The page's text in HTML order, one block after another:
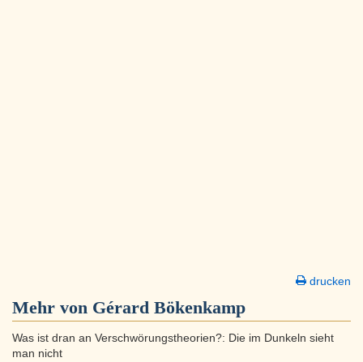
drucken
Mehr von Gérard Bökenkamp
Was ist dran an Verschwörungstheorien?: Die im Dunkeln sieht
man nicht